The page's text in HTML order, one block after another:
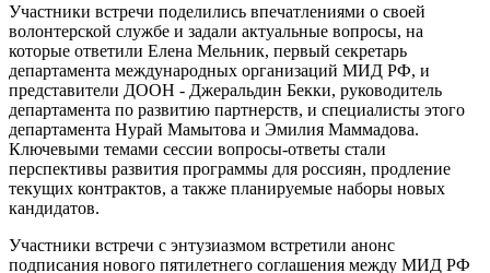
Участники встречи поделились впечатлениями о своей
волонтерской службе и задали актуальные вопросы, на
которые ответили Елена Мельник, первый секретарь
департамента международных организаций МИД РФ, и
представители ДООН - Джеральдин Бекки, руководитель
департамента по развитию партнерств, и специалисты этого
департамента Нурай Мамытова и Эмилия Маммадова.
Ключевыми темами сессии вопросы-ответы стали
перспективы развития программы для россиян, продление
текущих контрактов, а также планируемые наборы новых
кандидатов.
Участники встречи с энтузиазмом встретили анонс
подписания нового пятилетнего соглашения между МИД РФ